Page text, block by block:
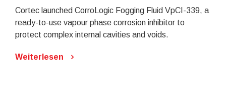
Cortec launched CorroLogic Fogging Fluid VpCI-339, a
ready-to-use vapour phase corrosion inhibitor to
protect complex internal cavities and voids.
Weiterlesen